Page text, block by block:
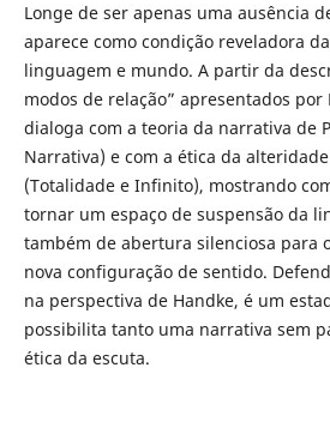
Longe de ser apenas uma ausência
aparece como condição reveladora
linguagem e mundo. A partir da
modos de relação” apresentados por
dialoga com a teoria da narrativa de
Narrativa) e com a ética da
(Totalidade e Infinito), mostrando
tornar um espaço de suspensão da
também de abertura silenciosa para
nova configuração de sentido.
na perspectiva de Handke, é um
possibilita tanto uma narrativa sem
ética da escuta.